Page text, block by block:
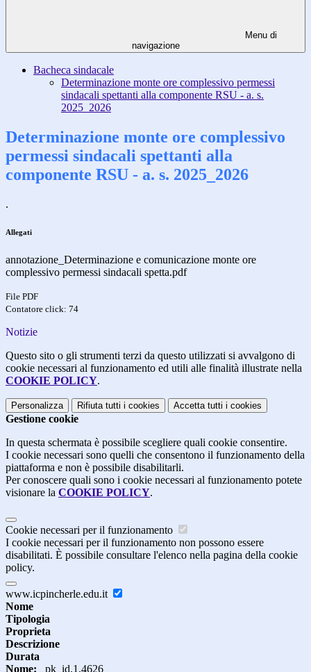
Menu di
navigazione
Bacheca sindacale
Determinazione monte ore complessivo permessi
sindacali spettanti alla componente RSU - a. s.
2025_2026
Determinazione monte ore complessivo
permessi sindacali spettanti alla
componente RSU - a. s. 2025_2026
.
Allegati
annotazione_Determinazione e comunicazione monte ore
complessivo permessi sindacali spetta.pdf
File PDF
Contatore click: 74
Notizie
Questo sito o gli strumenti terzi da questo utilizzati si avvalgono di
cookie necessari al funzionamento ed utili alle finalità illustrate nella
COOKIE POLICY.
Personalizza Rifiuta tutti i cookies Accetta tutti i cookies
Gestione cookie
In questa schermata è possibile scegliere quali cookie consentire.
I cookie necessari sono quelli che consentono il funzionamento della
piattaforma e non è possibile disabilitarli.
Per conoscere quali sono i cookie necessari al funzionamento potete
visionare la COOKIE POLICY.
Cookie necessari per il funzionamento
I cookie necessari per il funzionamento non possono essere
disabilitati. È possibile consultare l'elenco nella pagina della cookie
policy.
www.icpincherle.edu.it
Nome
Tipologia
Proprieta
Descrizione
Durata
Nome: _pk_id.1.4626